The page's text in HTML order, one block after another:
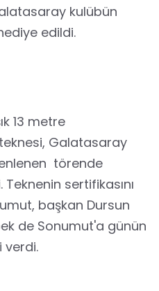
kulübün
edildi.
13 metre
Galatasaray
törende
sertifikasını
başkan Dursun
de Sonumut'a günün
verdi.